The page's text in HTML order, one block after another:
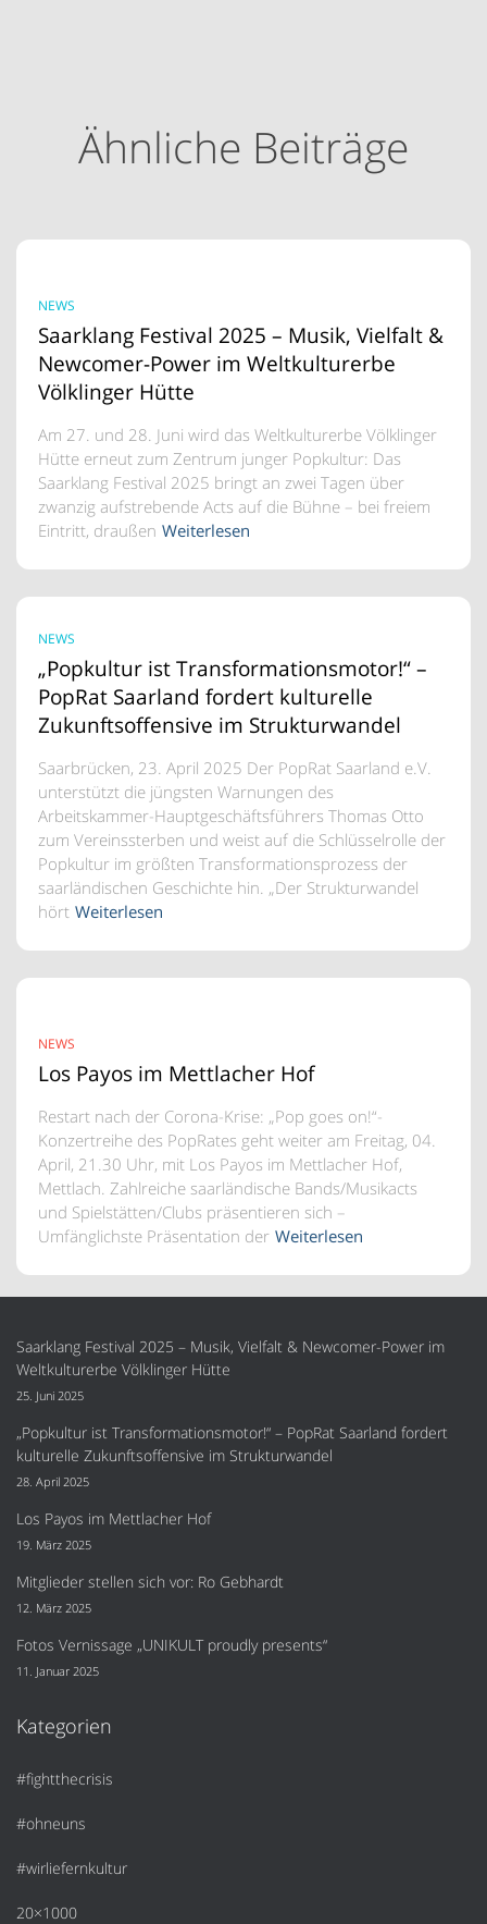
Ähnliche Beiträge
NEWS
Saarklang Festival 2025 – Musik, Vielfalt &
Newcomer-Power im Weltkulturerbe
Völklinger Hütte
Am 27. und 28. Juni wird das Weltkulturerbe Völklinger
Hütte erneut zum Zentrum junger Popkultur: Das
Saarklang Festival 2025 bringt an zwei Tagen über
zwanzig aufstrebende Acts auf die Bühne – bei freiem
Eintritt, draußen Weiterlesen
NEWS
„Popkultur ist Transformationsmotor!“ –
PopRat Saarland fordert kulturelle
Zukunftsoffensive im Strukturwandel
Saarbrücken, 23. April 2025 Der PopRat Saarland e.V.
unterstützt die jüngsten Warnungen des
Arbeitskammer-Hauptgeschäftsführers Thomas Otto
zum Vereinssterben und weist auf die Schlüsselrolle der
Popkultur im größten Transformationsprozess der
saarländischen Geschichte hin. „Der Strukturwandel
hört Weiterlesen
NEWS
Los Payos im Mettlacher Hof
Restart nach der Corona-Krise: „Pop goes on!“-
Konzertreihe des PopRates geht weiter am Freitag, 04.
April, 21.30 Uhr, mit Los Payos im Mettlacher Hof,
Mettlach. Zahlreiche saarländische Bands/Musikacts
und Spielstätten/Clubs präsentieren sich –
Umfänglichste Präsentation der Weiterlesen
Saarklang Festival 2025 – Musik, Vielfalt & Newcomer-Power im
Weltkulturerbe Völklinger Hütte
25. Juni 2025
„Popkultur ist Transformationsmotor!“ – PopRat Saarland fordert
kulturelle Zukunftsoffensive im Strukturwandel
28. April 2025
Los Payos im Mettlacher Hof
19. März 2025
Mitglieder stellen sich vor: Ro Gebhardt
12. März 2025
Fotos Vernissage „UNIKULT proudly presents“
11. Januar 2025
Kategorien
#fightthecrisis
#ohneuns
#wirliefernkultur
20×1000